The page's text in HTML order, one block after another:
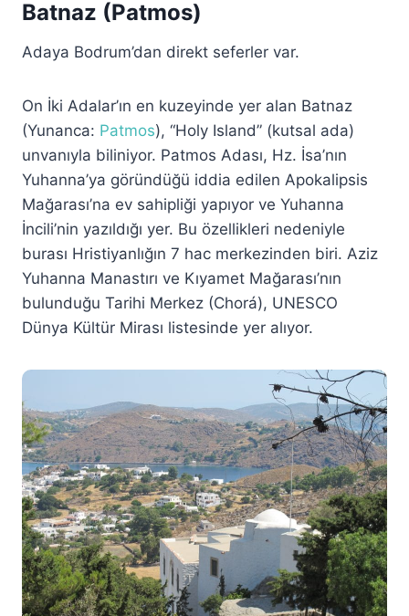
Batnaz (Patmos)
Adaya Bodrum’dan direkt seferler var.
On İki Adalar’ın en kuzeyinde yer alan Batnaz
(Yunanca: Patmos), “Holy Island” (kutsal ada)
unvanıyla biliniyor. Patmos Adası, Hz. İsa’nın
Yuhanna’ya göründüğü iddia edilen Apokalipsis
Mağarası’na ev sahipliği yapıyor ve Yuhanna
İncili’nin yazıldığı yer. Bu özellikleri nedeniyle
burası Hristiyanlığın 7 hac merkezinden biri. Aziz
Yuhanna Manastırı ve Kıyamet Mağarası’nın
bulunduğu Tarihi Merkez (Chorá), UNESCO
Dünya Kültür Mirası listesinde yer alıyor.